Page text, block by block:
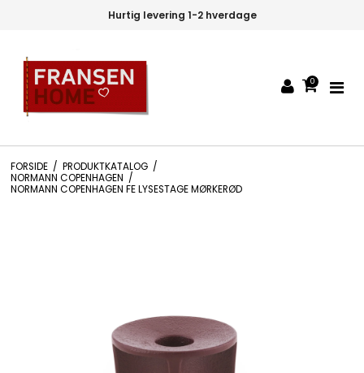
levering 1-2 hverdage
0
FORSIDE / PRODUKTKATALOG /
NORMANN COPENHAGEN /
NORMANN COPENHAGEN FE LYSESTAGE MØRKERØD